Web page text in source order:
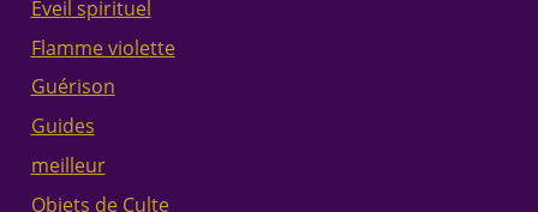
Éveil spirituel
Flamme violette
Guérison
Guides
meilleur
Objets de Culte